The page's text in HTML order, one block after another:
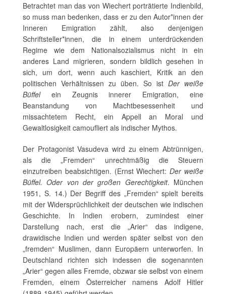
Betrachtet man das von Wiechert porträtierte Indienbild,
so muss man bedenken, dass er zu den Autor*innen der
Inneren Emigration zählt, also denjenigen
Schriftsteller*innen, die in einem unterdrückenden
Regime wie dem Nationalsozialismus nicht in ein
anderes Land migrieren, sondern bildlich gesehen in
sich, um dort, wenn auch kaschiert, Kritik an den
politischen Verhältnissen zu üben. So ist Der weiße
Büffelein Zeugnis innerer Emigration, eine
Beanstandung von Machtbesessenheit und
missachtetem Recht, ein Appell an Moral und
Gewaltlosigkeit camoufliert als indischer Mythos.
Der Protagonist Vasudeva wird zu einem Abtrünnigen,
als die „Fremden“ unrechtmäßig die Steuern
einzutreiben beabsichtigen. (Ernst Wiechert:Der weiße
Büffel. Oder von der großen Gerechtigkeit. München
1951, S. 14.) Der Begriff des „Fremden“ spielt bereits
mit der Widersprüchlichkeit der deutschen wie indischen
Geschichte. In Indien erobern, zumindest einer
Darstellung nach, erst die „Arier“ das indigene,
drawidische Indien und werden später selbst von den
„fremden“ Muslimen, dann Europäern unterworfen. In
Deutschland richten sich indessen die sogenannten
„Arier“ gegen alles Fremde, obzwar sie selbst von einem
Fremden, einem Österreicher namens Adolf Hitler